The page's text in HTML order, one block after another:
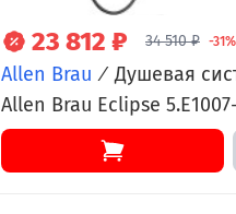
23 812 ₽ 34 510 ₽ -31%
Allen Brau / Душевая
Allen Brau Eclipse
черный матовый